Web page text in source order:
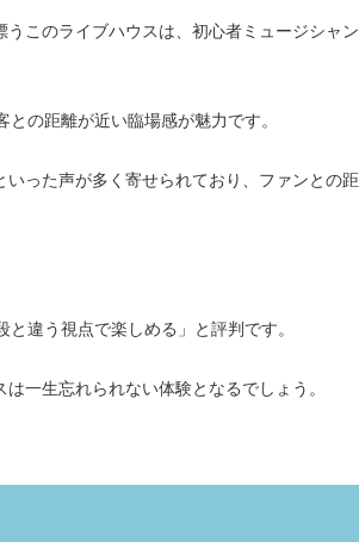
このライブハウスは、初心者ミュージシャ
の距離が近い臨場感が魅力です。
った声が多く寄せられており、ファンとの
違う視点で楽しめる」と評判です。
一生忘れられない体験となるでしょう。